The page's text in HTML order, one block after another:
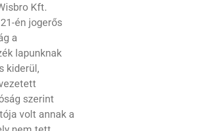
Kft.
én jogerős
a
lapunknak
kiderül,
szerint
volt annak a